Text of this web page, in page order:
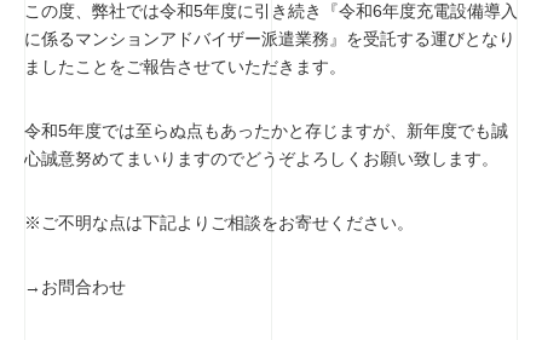
Company 会社情報
Recruit 求人情報
SDGs・CSR 企業活動
この度、弊社では令和5年度に引き続き『令和6年度充電設備導入
に係るマンションアドバイザー派遣業務』を受託する運びとなり
ましたことをご報告させていただきます。
令和5年度では至らぬ点もあったかと存じますが、新年度でも誠
心誠意努めてまいりますのでどうぞよろしくお願い致します。
※ご不明な点は下記よりご相談をお寄せください。
→お問合わせ